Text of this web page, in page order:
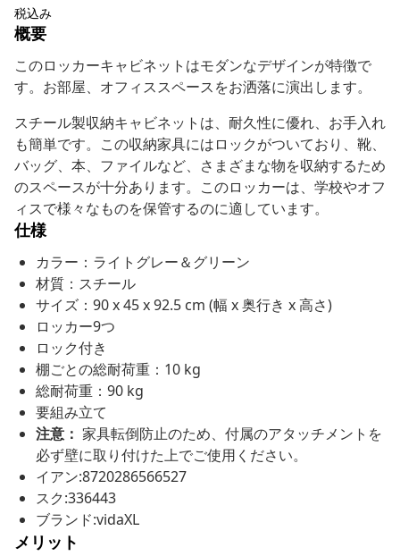
税込み
概要
このロッカーキャビネットはモダンなデザインが特徴で
す。お部屋、オフィススペースをお洒落に演出します。
スチール製収納キャビネットは、耐久性に優れ、お手入れ
も簡単です。この収納家具にはロックがついており、靴、
バッグ、本、ファイルなど、さまざまな物を収納するため
のスペースが十分あります。このロッカーは、学校やオフ
ィスで様々なものを保管するのに適しています。
仕様
カラー：ライトグレー＆グリーン
材質：スチール
サイズ：90 x 45 x 92.5 cm (幅 x 奥行き x 高さ)
ロッカー9つ
ロック付き
棚ごとの総耐荷重：10 kg
総耐荷重：90 kg
要組み立て
注意： 家具転倒防止のため、付属のアタッチメントを
必ず壁に取り付けた上でご使用ください。
イアン:8720286566527
スク:336443
ブランド:vidaXL
メリット